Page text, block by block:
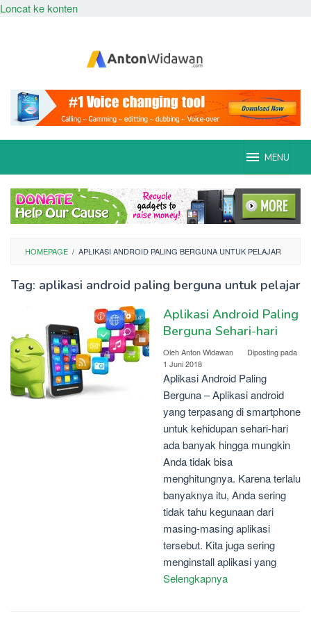
Loncat ke konten
MENU
HOMEPAGE / APLIKASI ANDROID PALING BERGUNA UNTUK PELAJAR
Tag: aplikasi android paling berguna untuk pelajar
Aplikasi Android Paling
Berguna Sehari-hari
OlehAnton Widawan
Diposting pada
1 Juni 2018
Aplikasi Android Paling
Berguna – Aplikasi android
yang terpasang di smartphone
untuk kehidupan sehari-hari
ada banyak hingga mungkin
Anda tidak bisa
menghitungnya. Karena terlalu
banyaknya itu, Anda sering
tidak tahu kegunaan dari
masing-masing aplikasi
tersebut. Kita juga sering
menginstall aplikasi yang
Selengkapnya